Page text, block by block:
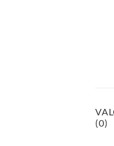
(0)